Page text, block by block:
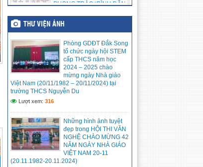
PHONG TRÀO “BÌNH DÂN
(12/05/2026)
Trường THCS Nguyễn Trãi,
xã Đắk Song nhiệt liệt chào
mừng 72 năm Chiến thắng
lịch sử Điện Biên Phủ
(07/5/1954 – 07/5/2026)
(07/05/2026)
THÔNG TƯ 32/2026 Quy
đương chức danh nhà giáo
(06/05/2026)
Thư ngõ Chuyển đổi số
Trung tâm Đổi mới sáng tạo
và Chuyển đổi số tỉnh Lâm
THƯ VIỆN ẢNH
Phòng GDĐT Đắk Song
tổ chức ngày hội STEM
cấp THCS năm học
2024 – 2025 chào
mừng ngày Nhà giáo
Việt Nam (20/11/1982 – 20/11/2024) tại
trường THCS Nguyễn Du
Lượt xem: 316
Những hình ảnh tuyệt
đẹp trong HỘI THI VĂN
NGHỆ CHÀO MỪNG 42
NĂM NGÀY NHÀ GIÁO
VIỆT NAM 20-11
(20.11.1982-20.11.2024)